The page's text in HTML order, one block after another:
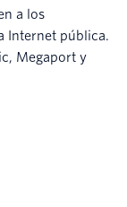
a los
Internet pública.
Megaport y